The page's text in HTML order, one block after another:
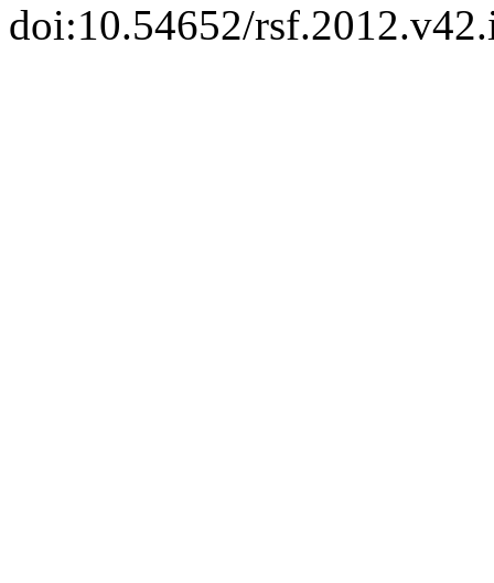
doi:10.54652/